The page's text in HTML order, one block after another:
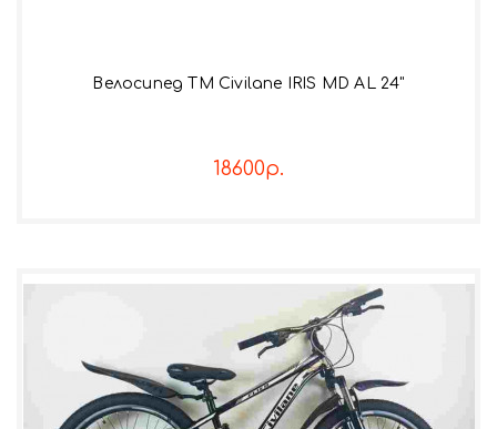
Велосипед TM Civilane IRIS MD AL 24"
18600р.